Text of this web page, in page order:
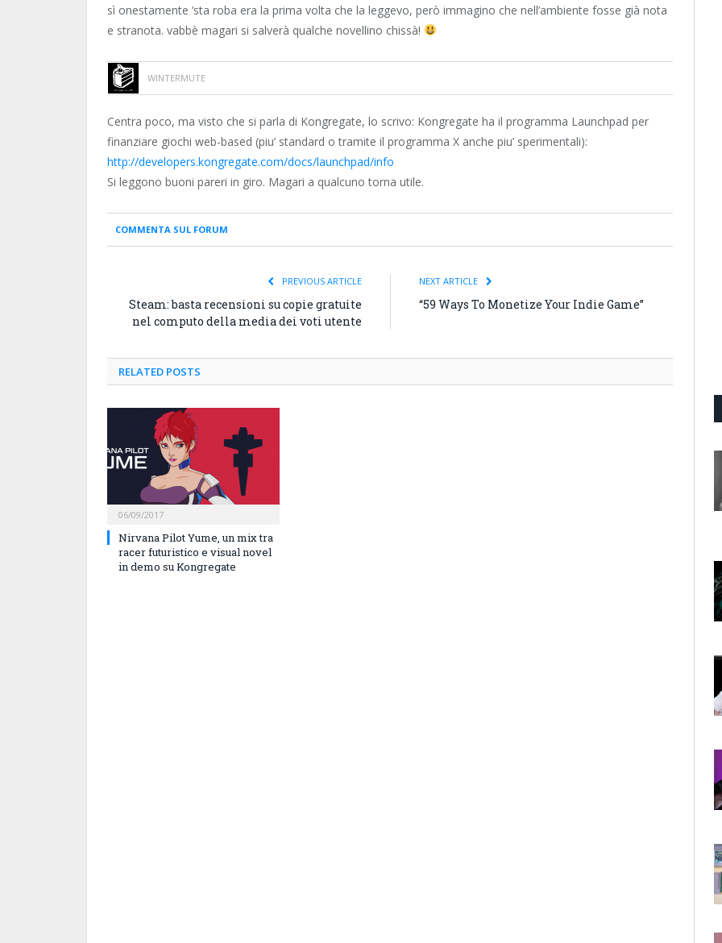
sì onestamente ‘sta roba era la prima volta che la leggevo, però immagino che nell’ambiente fosse già nota
e stranota. vabbè magari si salverà qualche novellino chissà!
WINTERMUTE
Centra poco, ma visto che si parla di Kongregate, lo scrivo: Kongregate ha il programma Launchpad per
finanziare giochi web-based (piu’ standard o tramite il programma X anche piu’ sperimentali):
http://developers.kongregate.com/docs/launchpad/info
Si leggono buoni pareri in giro. Magari a qualcuno torna utile.
COMMENTA SUL FORUM
PREVIOUS ARTICLE
Steam: basta recensioni su copie gratuite
nel computo della media dei voti utente
NEXT ARTICLE
“59 Ways To Monetize Your Indie Game”
RELATED POSTS
06/09/2017
Nirvana Pilot Yume, un mix tra
racer futuristico e visual novel
in demo su Kongregate